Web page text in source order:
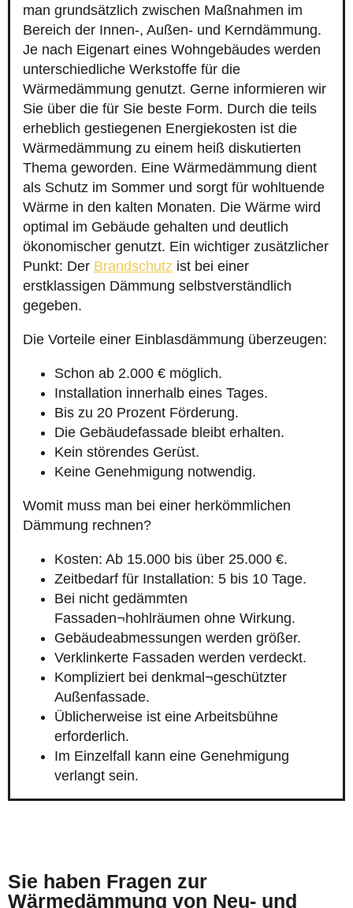
man grundsätzlich zwischen Maßnahmen im
Bereich der Innen-, Außen- und Kerndämmung.
Je nach Eigenart eines Wohngebäudes werden
unterschiedliche Werkstoffe für die
Wärmedämmung genutzt. Gerne informieren wir
Sie über die für Sie beste Form. Durch die teils
erheblich gestiegenen Energiekosten ist die
Wärmedämmung zu einem heiß diskutierten
Thema geworden. Eine Wärmedämmung dient
als Schutz im Sommer und sorgt für wohltuende
Wärme in den kalten Monaten. Die Wärme wird
optimal im Gebäude gehalten und deutlich
ökonomischer genutzt. Ein wichtiger zusätzlicher
Punkt: Der Brandschutz ist bei einer
erstklassigen Dämmung selbstverständlich
gegeben.
Die Vorteile einer Einblasdämmung überzeugen:
Schon ab 2.000 € möglich.
Installation innerhalb eines Tages.
Bis zu 20 Prozent Förderung.
Die Gebäudefassade bleibt erhalten.
Kein störendes Gerüst.
Keine Genehmigung notwendig.
Womit muss man bei einer herkömmlichen
Dämmung rechnen?
Kosten: Ab 15.000 bis über 25.000 €.
Zeitbedarf für Installation: 5 bis 10 Tage.
Bei nicht gedämmten
Fassaden¬hohlräumen ohne Wirkung.
Gebäudeabmessungen werden größer.
Verklinkerte Fassaden werden verdeckt.
Kompliziert bei denkmal¬geschützter
Außenfassade.
Üblicherweise ist eine Arbeitsbühne
erforderlich.
Im Einzelfall kann eine Genehmigung
verlangt sein.
Sie haben Fragen zur
Wärmedämmung von Neu- und